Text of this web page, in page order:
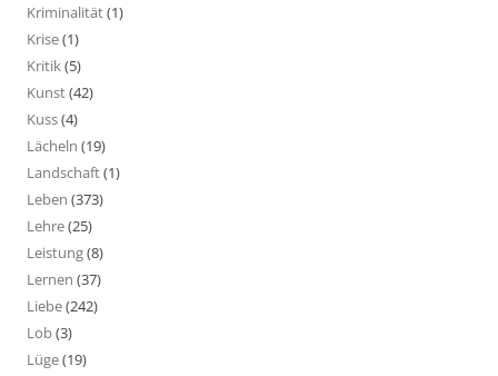
Kriminalität(1)
Krise(1)
Kritik(5)
Kunst(42)
Kuss(4)
Lächeln (19)
Landschaft(1)
Leben (373)
Lehre(25)
Leistung(8)
Lernen (37)
Liebe(242)
Lob(3)
Lüge(19)